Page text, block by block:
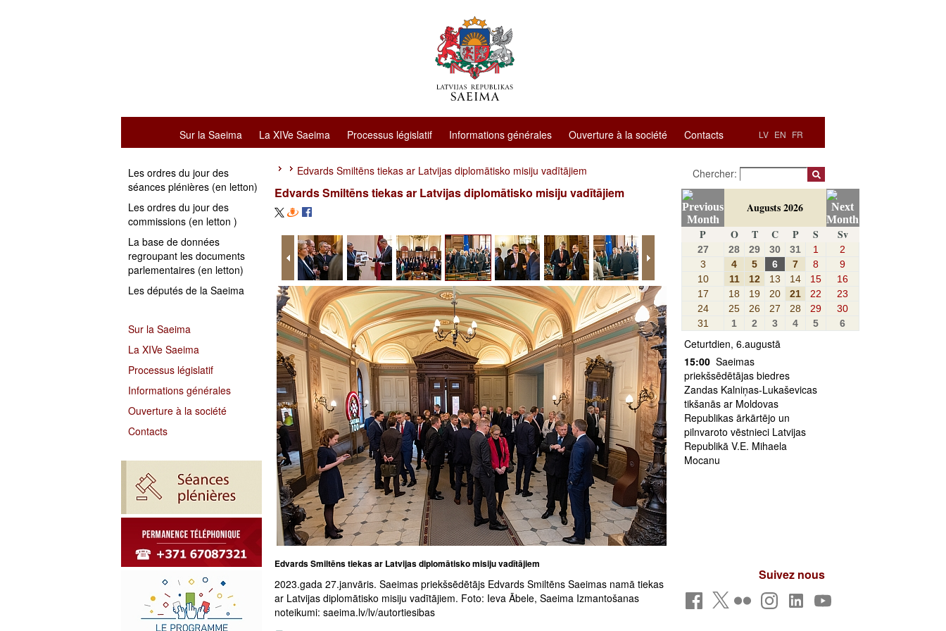
LV EN FR
Sur la Saeima La XIVe Saeima Processus législatif Informations générales Ouverture à la société Contacts
Les ordres du jour des
séances plénières (en letton)
Les ordres du jour des
commissions (en letton )
La base de données
regroupant les documents
parlementaires (en letton)
Les députés de la Saeima
Sur la Saeima
La XIVe Saeima
Processus législatif
Informations générales
Ouverture à la société
Contacts
Edvards Smiltēns tiekas ar Latvijas diplomātisko misiju vadītājiem
Edvards Smiltēns tiekas ar Latvijas diplomātisko misiju vadītājiem
Edvards Smiltēns tiekas ar Latvijas diplomātisko misiju vadītājiem
2023.gada 27.janvāris. Saeimas priekšsēdētājs Edvards Smiltēns Saeimas namā tiekas
ar Latvijas diplomātisko misiju vadītājiem. Foto: Ieva Ābele, Saeima Izmantošanas
noteikumi: saeima.lv/lv/autortiesibas
Chercher:
Augusts 2026
P
O T C P S Sv
27 28 29 30 31 1
2
3
4 5 6 7 8
9
10
11 12 13 14 15
16
17
18 19 20 21 22
23
24
25 26 27 28 29
30
31
1 2 3 4 5 6
Ceturtdien, 6.augustā
15:00 Saeimas
priekšsēdētājas biedres
Zandas Kalniņas-Lukaševicas
tikšanās ar Moldovas
Republikas ārkārtējo un
pilnvaroto vēstnieci Latvijas
Republikā V.E. Mihaela
Mocanu
Suivez nous